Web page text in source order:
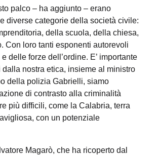
palco – ha aggiunto – erano
diverse categorie della società civile:
della scuola, della chiesa,
Con loro tanti esponenti autorevoli
delle forze dell’ordine. E’ importante
dalla nostra etica, insieme al ministro
della polizia Gabrielli, siamo
di contrasto alla criminalità
più difficili, come la Calabria, terra
con un potenziale
Magarò, che ha ricoperto dal